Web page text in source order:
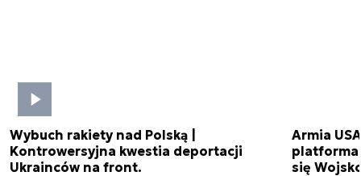
Wybuch rakiety nad Polską |
Kontrowersyjna kwestia deportacji
Ukrainców na front.
Armia
się